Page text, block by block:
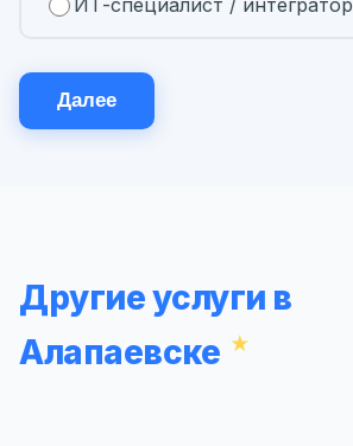
Далее
Другие услуги в
Алапаевске